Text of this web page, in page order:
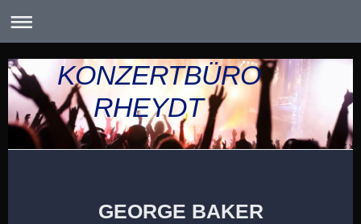
KONZERTBÜRO
RHEYDT
GEORGE BAKER